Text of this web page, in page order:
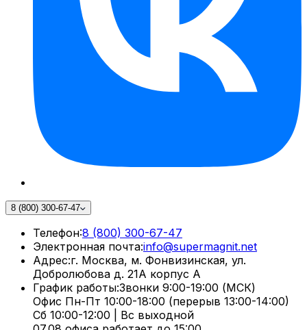
8 (800) 300-67-47
Телефон:8 (800) 300-67-47
Электронная почта:info@supermagnit.net
Адрес:г. Москва, м. Фонвизинская, ул.
Добролюбова д. 21А корпус А
График работы:Звонки 9:00-19:00 (МСК)
Офис Пн-Пт 10:00-18:00 (перерыв 13:00-14:00)
Сб 10:00-12:00 | Вс выходной